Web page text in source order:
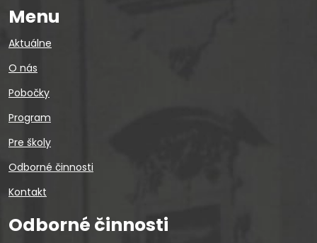
Menu
Aktuálne
O nás
Pobočky
Program
Pre školy
Odborné činnosti
Kontakt
Odborné činnosti